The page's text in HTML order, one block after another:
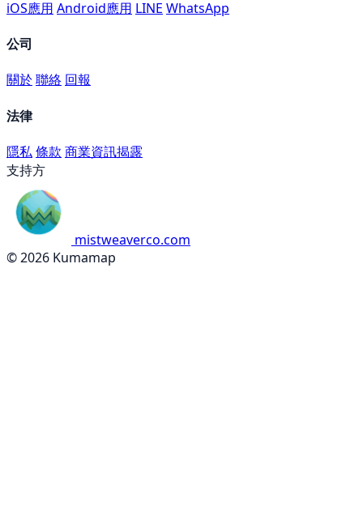
iOS應用 Android應用 LINE WhatsApp
公司
關於聯絡 回報
法律
隱私條款 商業資訊揭露
支持方
mistweaverco.com
© 2026 Kumamap